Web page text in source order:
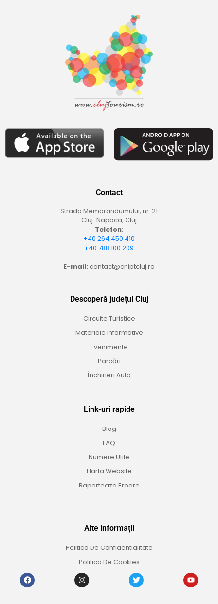
Contact
Strada Memorandumului, nr. 21
Cluj-Napoca, Cluj
Telefon:
+40 264 450 410
+40 788 100 209
E-mail: contact@cniptcluj.ro
Descoperă județul Cluj
Circuite Turistice
Materiale Informative
Evenimente
Parcări
Închirieri Auto
Link-uri rapide
Blog
FAQ
Numere Utile
Harta Website
Raporteaza Eroare
Alte informații
Politica De Confidentialitate
Politica De Cookies